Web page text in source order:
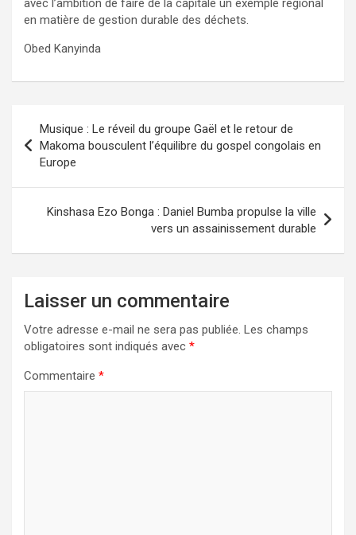
avec l’ambition de faire de la capitale un exemple régional
en matière de gestion durable des déchets.
Obed Kanyinda
de
l’article
Musique : Le réveil du groupe Gaël et le retour de
Makoma bousculent l’équilibre du gospel congolais en
Europe
Kinshasa Ezo Bonga : Daniel Bumba propulse la ville
vers un assainissement durable
Laisser un commentaire
Votre adresse e-mail ne sera pas publiée. Les champs
obligatoires sont indiqués avec *
Commentaire *